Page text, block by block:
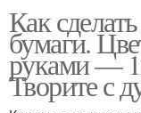
Как
бумаги.
руками —
Творите с